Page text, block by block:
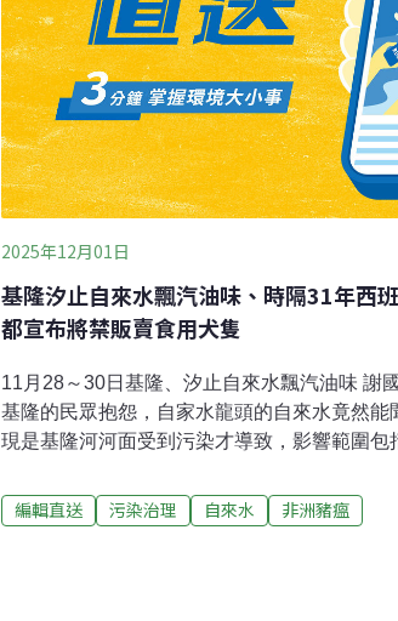
2025年12月01日
基隆汐止自來水飄汽油味、時隔31年西
都宣布將禁販賣食用犬隻
11月28～30日基隆、汐止自來水飄汽油味 謝
基隆的民眾抱怨，自家水龍頭的自來水竟然能
現是基隆河河面受到污染才導致，影響範圍包
急應變措施，也確認檢驗結果無異味，但民眾
樑表示，台水公司已經明確違反《飲用水管理
編輯直送 污染治理 自來水 非洲豬瘟